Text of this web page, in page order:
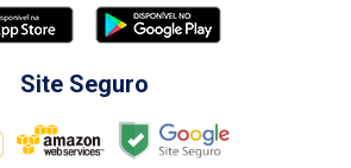
Site Seguro